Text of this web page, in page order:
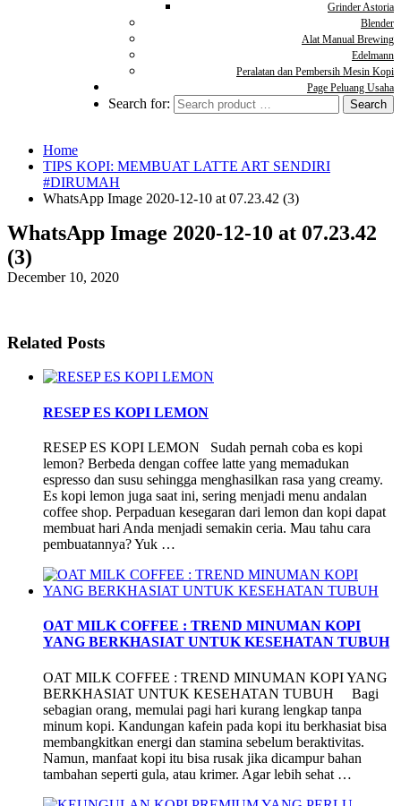
Grinder Astoria
Blender
Alat Manual Brewing
Edelmann
Peralatan dan Pembersih Mesin Kopi
Page Peluang Usaha
Search for:
Home
TIPS KOPI: MEMBUAT LATTE ART SENDIRI
#DIRUMAH
WhatsApp Image 2020-12-10 at 07.23.42 (3)
WhatsApp Image 2020-12-10 at 07.23.42
(3)
December 10, 2020
Related Posts
RESEP ES KOPI LEMON
RESEP ES KOPI LEMON Sudah pernah coba es kopi
lemon? Berbeda dengan coffee latte yang memadukan
espresso dan susu sehingga menghasilkan rasa yang creamy.
Es kopi lemon juga saat ini, sering menjadi menu andalan
coffee shop. Perpaduan kesegaran dari lemon dan kopi dapat
membuat hari Anda menjadi semakin ceria. Mau tahu cara
pembuatannya? Yuk …
OAT MILK COFFEE : TREND MINUMAN KOPI
YANG BERKHASIAT UNTUK KESEHATAN TUBUH
OAT MILK COFFEE : TREND MINUMAN KOPI YANG
BERKHASIAT UNTUK KESEHATAN TUBUH Bagi
sebagian orang, memulai pagi hari kurang lengkap tanpa
minum kopi. Kandungan kafein pada kopi itu berkhasiat bisa
membangkitkan energi dan stamina sebelum beraktivitas.
Namun, manfaat kopi itu bisa rusak jika dicampur bahan
tambahan seperti gula, atau krimer. Agar lebih sehat …